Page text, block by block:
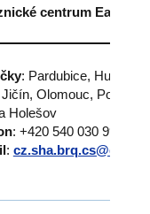
centrum East
: Pardubice,
Olomouc, Popůvky,
Holešov
: +420 540 030 999
: